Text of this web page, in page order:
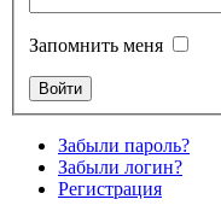
Запомнить меня
Забыли пароль?
Забыли логин?
Регистрация